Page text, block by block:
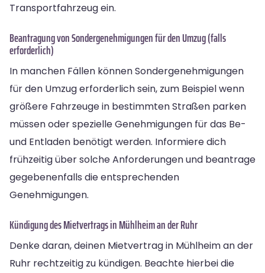
Transportfahrzeug ein.
Beantragung von Sondergenehmigungen für den Umzug (falls
erforderlich)
In manchen Fällen können Sondergenehmigungen
für den Umzug erforderlich sein, zum Beispiel wenn
größere Fahrzeuge in bestimmten Straßen parken
müssen oder spezielle Genehmigungen für das Be-
und Entladen benötigt werden. Informiere dich
frühzeitig über solche Anforderungen und beantrage
gegebenenfalls die entsprechenden
Genehmigungen.
Kündigung des Mietvertrags in Mühlheim an der Ruhr
Denke daran, deinen Mietvertrag in Mühlheim an der
Ruhr rechtzeitig zu kündigen. Beachte hierbei die